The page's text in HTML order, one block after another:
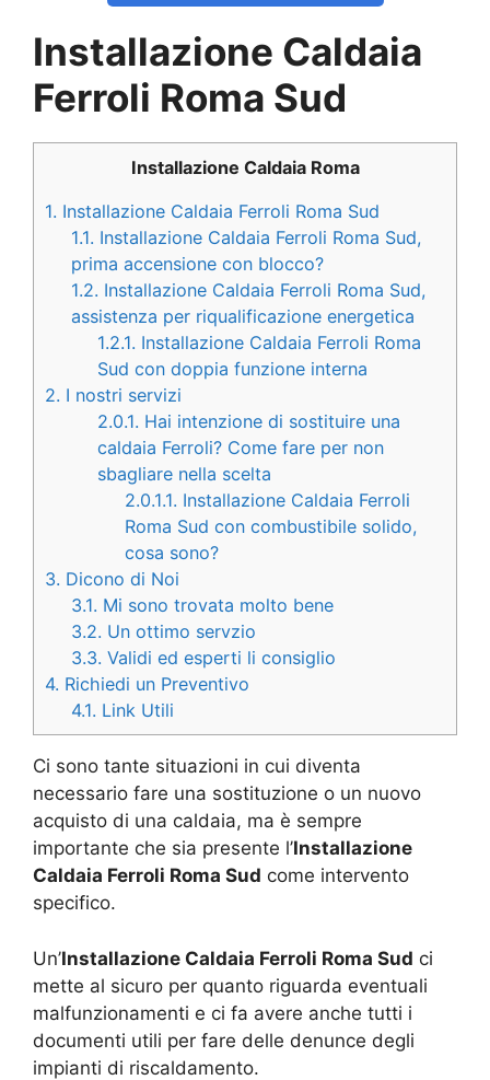
Installazione Caldaia
Ferroli Roma Sud
Installazione Caldaia Roma
1. Installazione Caldaia Ferroli Roma Sud
1.1. Installazione Caldaia Ferroli Roma Sud,
prima accensione con blocco?
1.2. Installazione Caldaia Ferroli Roma Sud,
assistenza per riqualificazione energetica
1.2.1. Installazione Caldaia Ferroli Roma
Sud con doppia funzione interna
2. I nostri servizi
2.0.1. Hai intenzione di sostituire una
caldaia Ferroli? Come fare per non
sbagliare nella scelta
2.0.1.1. Installazione Caldaia Ferroli
Roma Sud con combustibile solido,
cosa sono?
3. Dicono di Noi
3.1. Mi sono trovata molto bene
3.2. Un ottimo servzio
3.3. Validi ed esperti li consiglio
4. Richiedi un Preventivo
4.1. Link Utili
Ci sono tante situazioni in cui diventa
necessario fare una sostituzione o un nuovo
acquisto di una caldaia, ma è sempre
importante che sia presente l’Installazione
Caldaia Ferroli Roma Sud come intervento
specifico.
Un’Installazione Caldaia Ferroli Roma Sud ci
mette al sicuro per quanto riguarda eventuali
malfunzionamenti e ci fa avere anche tutti i
documenti utili per fare delle denunce degli
impianti di riscaldamento.